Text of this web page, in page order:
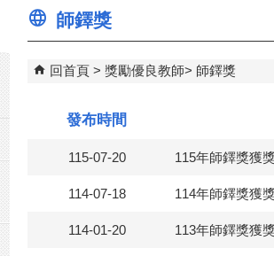
師鐸獎
回首頁 獎勵優良教師 師鐸獎
發布時間
115-07-20 115年師鐸獎獲
114-07-18 114年師鐸獎獲
114-01-20 113年師鐸獎獲